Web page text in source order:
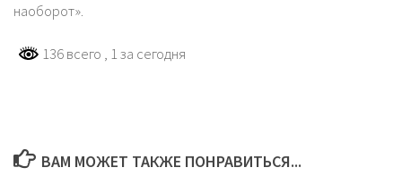
наоборот».
136 всего , 1 за сегодня
ВАМ МОЖЕТ ТАКЖЕ ПОНРАВИТЬСЯ...